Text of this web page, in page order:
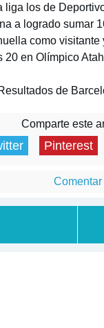
liga los de
a logrado sumar
como
en Olímpico
de
Comparte este
Pinterest
Comentar